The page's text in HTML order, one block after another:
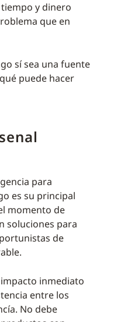
y dinero
que en
sí sea una fuente
puede hacer
para
es su principal
momento de
soluciones para
de
inmediato
entre los
No debe